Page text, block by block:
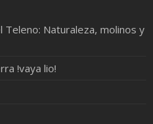
Teleno: Naturaleza, molinos y
!vaya lio!